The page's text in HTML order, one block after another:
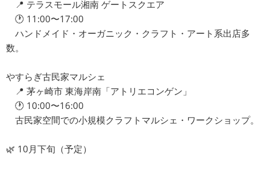
📍 テラスモール湘南 ゲートスクエア
🕐 11:00〜17:00
ハンドメイド・オーガニック・クラフト・アート系出店多
数。
やすらぎ古民家マルシェ
📍 茅ヶ崎市 東海岸南「アトリエコンゲン」
🕐 10:00〜16:00
古民家空間での小規模クラフトマルシェ・ワークショップ。
🌿 10月下旬（予定）